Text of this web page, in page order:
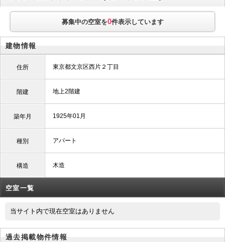
募集中の空室を0件表示しています
建物情報
住所 東京都文京区西片２丁目
階建 地上2階建
築年月 1925年01月
種別 アパート
構造 木造
空室一覧
当サイト内で現在空室はありません
過去掲載物件情報